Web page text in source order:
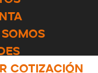
COTIZACIÓN